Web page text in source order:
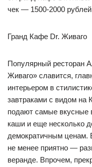
чек — 1500-2000 рублей
Гранд Кафе Dr. Живаго
Популярный ресторан
Живаго» славится,
интерьером в
завтраками с видом на
подают самые вкусные
каши и еще несколько
демократичным ценам.
не менее приятно —
веранде. Впрочем,